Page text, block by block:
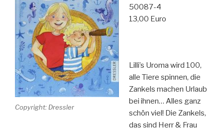
Copyright: Dressler
50087-4
13,00 Euro
Lilli’s Uroma wird 100,
alle Tiere spinnen, die
Zankels machen Urlaub
bei ihnen… Alles ganz
schön viel! Die Zankels,
das sind Herr & Frau